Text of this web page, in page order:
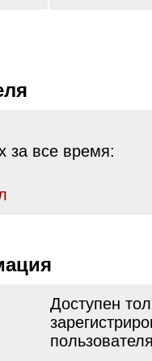
за все время:
Доступен